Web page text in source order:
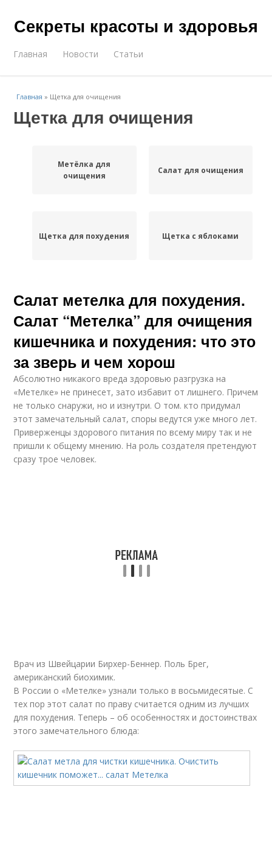
Секреты красоты и здоровья
Главная Новости Статьи
Главная » Щетка для очищения
Щетка для очищения
Метёлка для
очищения
Салат для очищения
Щетка для похудения Щетка с яблоками
Салат метелка для похудения.
Салат “Метелка” для очищения
кишечника и похудения: что это
за зверь и чем хорош
Абсолютно никакого вреда здоровью разгрузка на
«Метелке» не принесет, зато избавит от лишнего. Причем
не только снаружи, но и изнутри. О том. кто придумал
этот замечательный салат, споры ведутся уже много лет.
Приверженцы здорового питания по всему миру так и не
пришли к общему мнению. На роль создателя претендуют
сразу трое человек.
Врач из Швейцарии Бирхер-Беннер. Поль Брег,
американский биохимик.
В России о «Метелке» узнали только в восьмидесятые. С
тех пор этот салат по праву считается одним из лучших
для похудения. Теперь – об особенностях и достоинствах
этого замечательного блюда: